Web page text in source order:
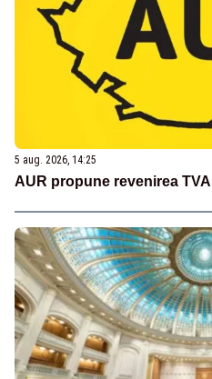
5 aug. 2026, 14:25
AUR propune revenirea